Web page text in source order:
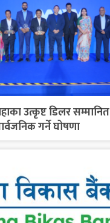
उत्कृष्ट डिलर
गर्ने घोषणा